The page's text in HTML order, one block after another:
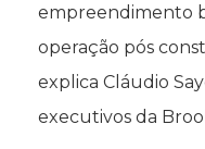
empreendimento
operação pós
explica Cláudio
executivos da